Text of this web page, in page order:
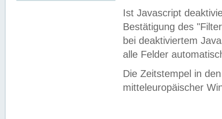
Ist Javascript
Bestätigung des
bei deaktiviertem
alle Felder
Die Zeitstempel in
mitteleuropäischer